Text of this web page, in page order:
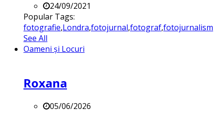
24/09/2021
Popular Tags:
fotografie,Londra,fotojurnal,fotograf,fotojurnalism
See All
Oameni și Locuri
Roxana
05/06/2026